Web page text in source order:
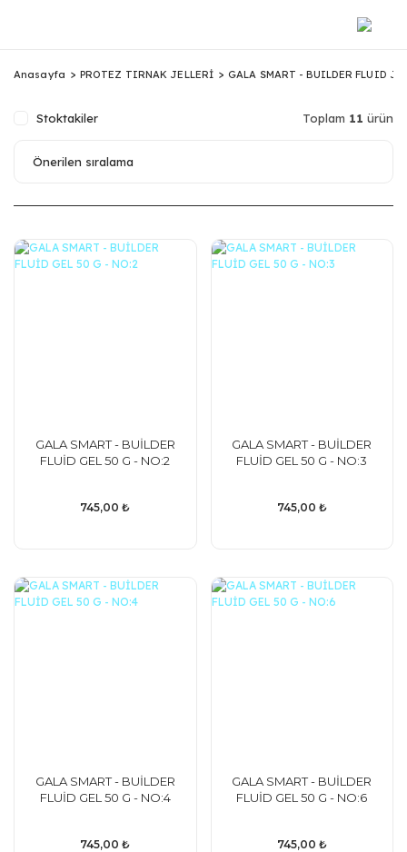
Anasayfa PROTEZ TIRNAK JELLERİ GALA SMART - BUILDER FLUID
Stoktakiler Toplam 11 ürün
GALA SMART - BUİLDER
FLUİD GEL 50 G - NO:2
745,00 ₺
GALA SMART - BUİLDER
FLUİD GEL 50 G - NO:3
745,00 ₺
GALA SMART - BUİLDER
FLUİD GEL 50 G - NO:4
745,00 ₺
GALA SMART - BUİLDER
FLUİD GEL 50 G - NO:6
745,00 ₺